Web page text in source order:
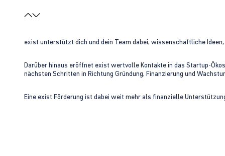
exist unterstützt dich und dein Team dabei, wissenschaftliche
Darüber hinaus eröffnet exist wertvolle Kontakte in das Startup-
nächsten Schritten in Richtung Gründung, Finanzierung und
Eine exist Förderung ist dabei weit mehr als finanzielle